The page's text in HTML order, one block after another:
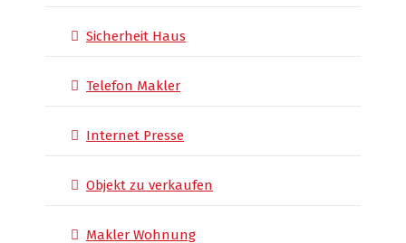
Sicherheit Haus
Telefon Makler
Internet Presse
Objekt zu verkaufen
Makler Wohnung